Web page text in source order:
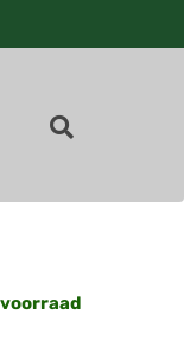
voorraad